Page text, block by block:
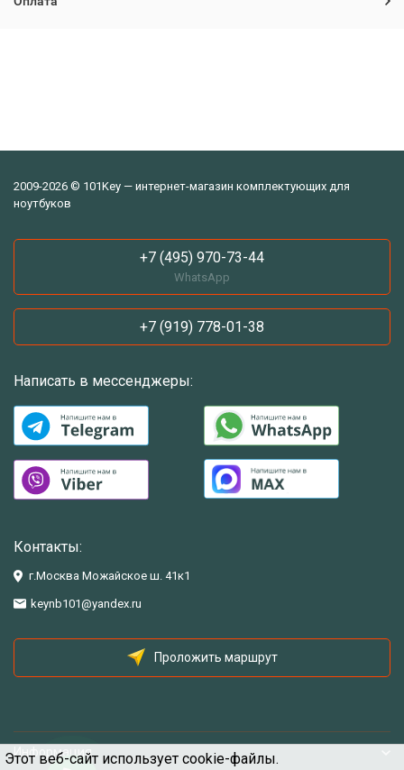
Этот веб-сайт использует cookie-файлы.
2009-2026 © 101Key — интернет-магазин комплектующих для
ноутбуков
+7 (495) 970-73-44
WhatsApp
+7 (919) 778-01-38
Написать в мессенджеры:
Контакты:
г.Москва Можайское ш. 41к1
keynb101@yandex.ru
Проложить маршрут
Информация